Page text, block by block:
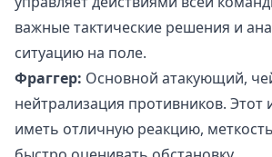
важные тактические решения и
ситуацию на поле.
Фраггер: Основной атакующий,
нейтрализация противников. Этот
иметь отличную реакцию,